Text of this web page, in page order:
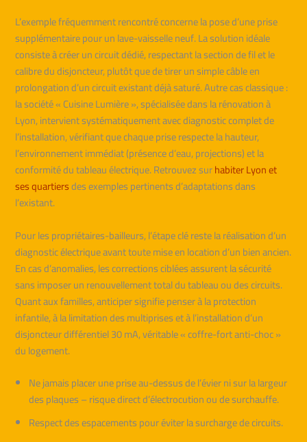
L’exemple fréquemment rencontré concerne la pose d’une prise
supplémentaire pour un lave-vaisselle neuf. La solution idéale
consiste à créer un circuit dédié, respectant la section de fil et le
calibre du disjoncteur, plutôt que de tirer un simple câble en
prolongation d’un circuit existant déjà saturé. Autre cas classique :
la société « Cuisine Lumière », spécialisée dans la rénovation à
Lyon, intervient systématiquement avec diagnostic complet de
l’installation, vérifiant que chaque prise respecte la hauteur,
l’environnement immédiat (présence d’eau, projections) et la
conformité du tableau électrique. Retrouvez surhabiter Lyon et
ses quartiersdes exemples pertinents d’adaptations dans
l’existant.
Pour les propriétaires-bailleurs, l’étape clé reste la réalisation d’un
diagnostic électrique avant toute mise en location d’un bien ancien.
En cas d’anomalies, les corrections ciblées assurent la sécurité
sans imposer un renouvellement total du tableau ou des circuits.
Quant aux familles, anticiper signifie penser à la protection
infantile, à la limitation des multiprises et à l’installation d’un
disjoncteur différentiel 30 mA, véritable « coffre-fort anti-choc »
du logement.
Ne jamais placer une prise au-dessus de l’évier ni sur la largeur
des plaques – risque direct d’électrocution ou de surchauffe.
Respect des espacements pour éviter la surcharge de circuits.